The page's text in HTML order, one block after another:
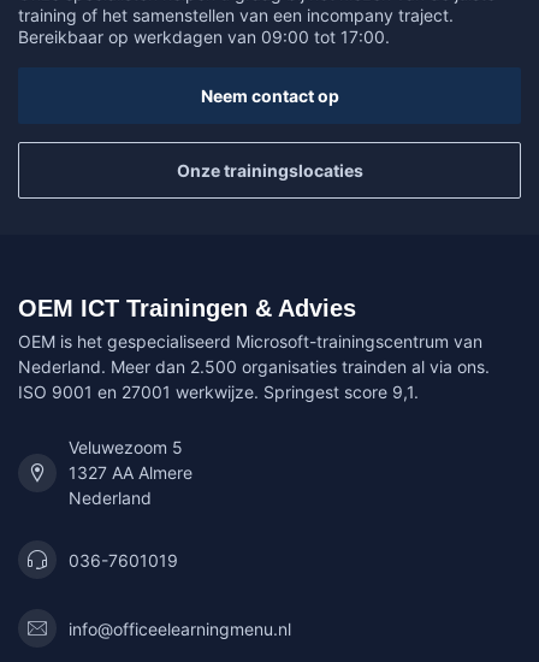
training of het samenstellen van een incompany traject.
Bereikbaar op werkdagen van 09:00 tot 17:00.
Neem contact op
Onze trainingslocaties
OEM ICT Trainingen & Advies
OEM is het gespecialiseerd Microsoft-trainingscentrum van
Nederland. Meer dan 2.500 organisaties trainden al via ons.
ISO 9001 en 27001 werkwijze. Springest score 9,1.
Veluwezoom 5
1327 AA Almere
Nederland
036-7601019
info@officeelearningmenu.nl